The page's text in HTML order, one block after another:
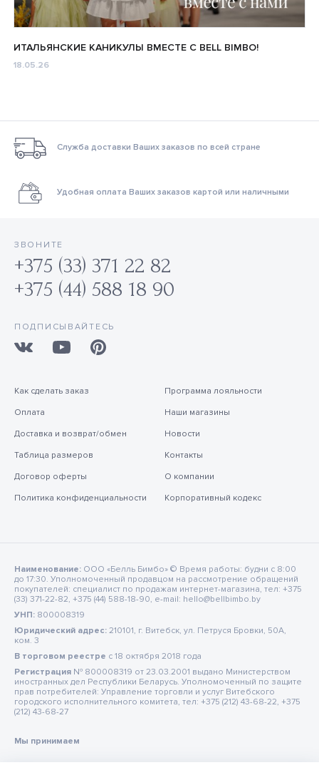
18.05.26
ИТАЛЬЯНСКИЕ КАНИКУЛЫ ВМЕСТЕ С BELL BIMBO!
Служба доставки Ваших заказов по всей стране
Удобная оплата Ваших заказов картой или наличными
ЗВОНИТЕ
+375 (33) 371 22 82
+375 (44) 588 18 90
ПОДПИСЫВАЙТЕСЬ
Как сделать заказ
Оплата
Доставка и возврат/обмен
Таблица размеров
Договор оферты
Политика конфиденциальности
Программа лояльности
Наши магазины
Новости
Контакты
О компании
Корпоративный кодекс
Наименование: ООО «Белль Бимбо» © Время работы: будни с 8:00
до 17:30. Уполномоченный продавцом на рассмотрение обращений
покупателей: специалист по продажам интернет-магазина, тел: +375
(33) 371-22-82, +375 (44) 588-18-90, e-mail: hello@bellbimbo.by
УНП: 800008319
Юридический адрес: 210101, г. Витебск, ул. Петруся Бровки, 50А,
ком. 3
В торговом реестре c 18 октября 2018 года
Регистрация № 800008319 от 23.03.2001 выдано Министерством
иностранных дел Республики Беларусь. Уполномоченный по защите
прав потребителей: Управление торговли и услуг Витебского
городского исполнительного комитета, тел: +375 (212) 43-68-22, +375
(212) 43-68-27
Мы принимаем